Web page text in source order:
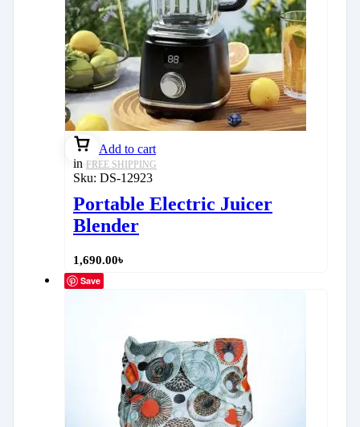
Add to cart
in FREE SHIPPING
Sku: DS-12923
Portable Electric Juicer
Blender
1,690.00৳
Save